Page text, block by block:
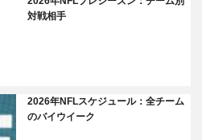
対戦相手
2026年NFLスケジュール：全チーム
のバイウイーク